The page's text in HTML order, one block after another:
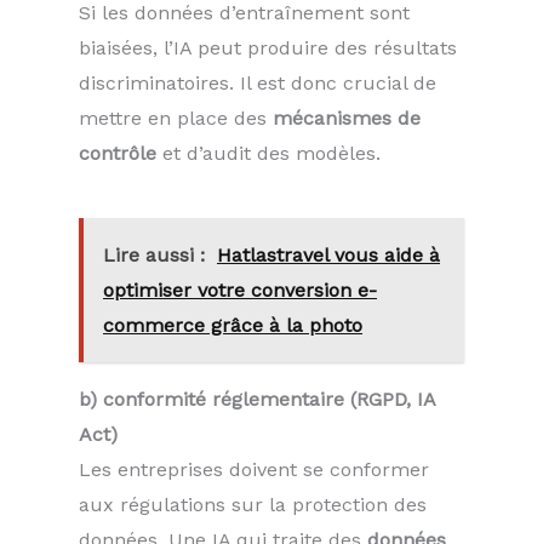
Si les données d’entraînement sont
biaisées, l’IA peut produire des résultats
discriminatoires. Il est donc crucial de
mettre en place des mécanismes de
contrôle et d’audit des modèles.
Lire aussi : Hatlastravel vous aide à
optimiser votre conversion e-
commerce grâce à la photo
b) conformité réglementaire (RGPD, IA
Act)
Les entreprises doivent se conformer
aux régulations sur la protection des